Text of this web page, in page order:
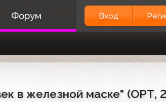
Форум Вход
в железной маске" (ОРТ,